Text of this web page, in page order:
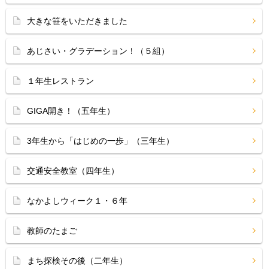
大きな笹をいただきました
あじさい・グラデーション！（５組）
１年生レストラン
GIGA開き！（五年生）
3年生から「はじめの一歩」（三年生）
交通安全教室（四年生）
なかよしウィーク１・６年
教師のたまご
まち探検その後（二年生）